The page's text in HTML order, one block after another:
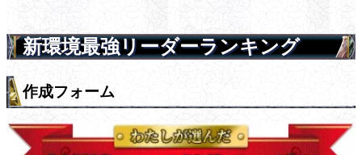
新環境最強リーダーランキング
作成フォーム